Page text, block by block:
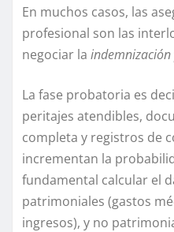
En muchos casos, las
profesional son las
negociar la
La fase probatoria es
peritajes atendibles,
completa y registros de
incrementan la
fundamental calcular el
patrimoniales (gastos
ingresos), y no